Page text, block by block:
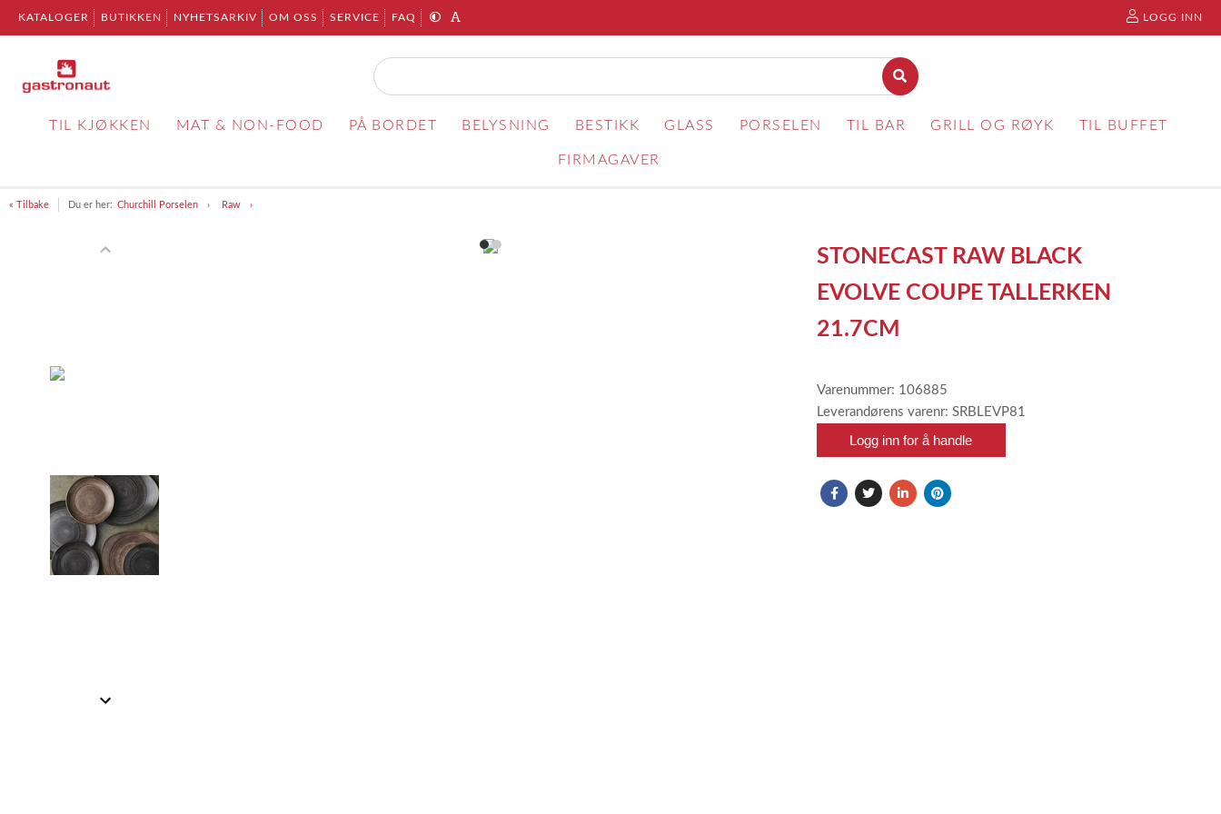
KATALOGER BUTIKKEN NYHETSARKIV OM OSS SERVICE FAQ LOGG INN
TIL KJØKKEN MAT & NON-FOOD PÅ BORDET BELYSNING BESTIKK GLASS PORSELEN TIL BAR GRILL OG RØYK TIL BUFFET
FIRMAGAVER
« Tilbake Du er her: Churchill Porselen Raw
itemitem
STONECAST RAW BLACK
EVOLVE COUPE TALLERKEN
21.7CM
Varenummer: 106885
Leverandørens varenr: SRBLEVP81
Logg inn for å handle